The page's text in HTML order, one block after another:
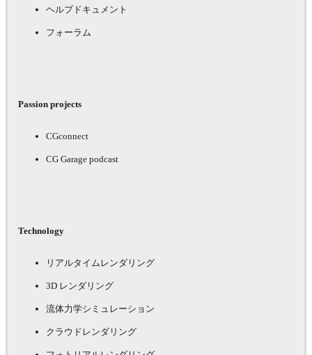
ヘルプドキュメント
フォーラム
Passion projects
CGconnect
CG Garage podcast
Technology
リアルタイムレンダリング
3D レンダリング
流体力学シミュレーション
クラウドレンダリング